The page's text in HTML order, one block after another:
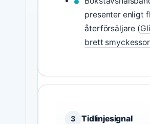
presenter enligt
återförsäljare (
brett
3 Tidlinjesignal